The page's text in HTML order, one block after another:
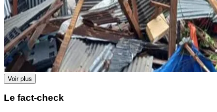
Voir plus
Le fact-check